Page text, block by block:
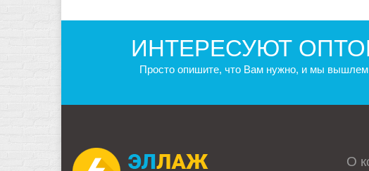
ИНТЕРЕСУЮТ
Просто опишите, что Вам нужно, и мы
О